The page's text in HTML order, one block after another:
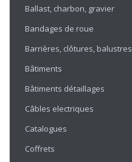
Ballast, charbon, gravier
Bandages de roue
Barrières, clôtures, balustres
Bâtiments
Bâtiments détaillages
Câbles electriques
Catalogues
Coffrets